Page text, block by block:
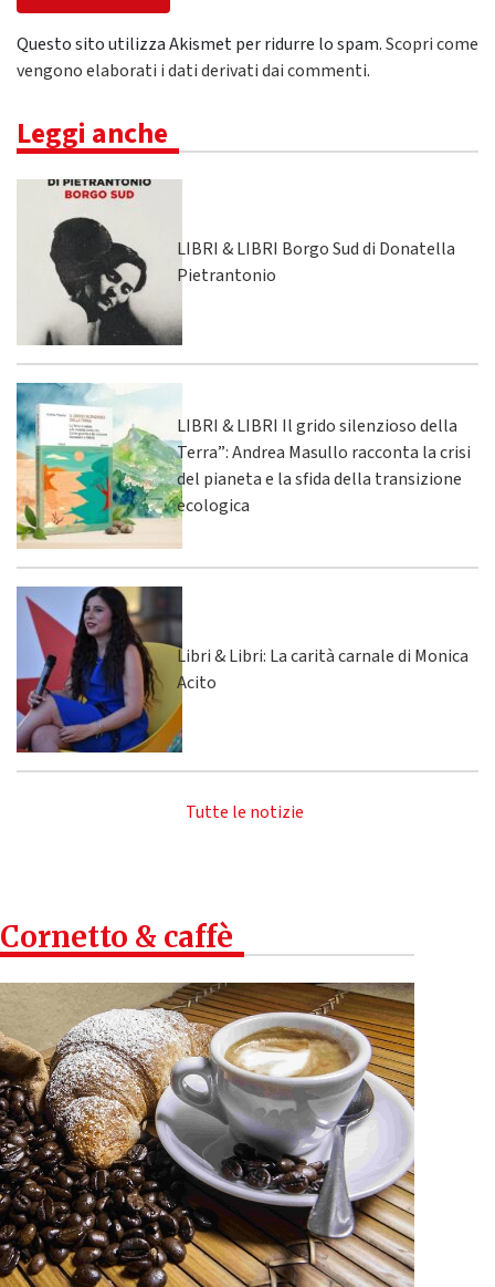
Questo sito utilizza Akismet per ridurre lo spam.Scopri come
vengono elaborati i dati derivati dai commenti.
Leggi anche
LIBRI & LIBRI Borgo Sud di Donatella
Pietrantonio
LIBRI & LIBRI Il grido silenzioso della
Terra”: Andrea Masullo racconta la crisi
del pianeta e la sfida della transizione
ecologica
Libri & Libri: La carità carnale di Monica
Acito
Tutte le notizie
Cornetto & caffè